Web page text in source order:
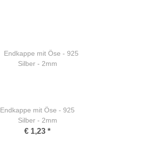
Endkappe mit Öse - 925
Silber - 2mm
€ 1,23 *